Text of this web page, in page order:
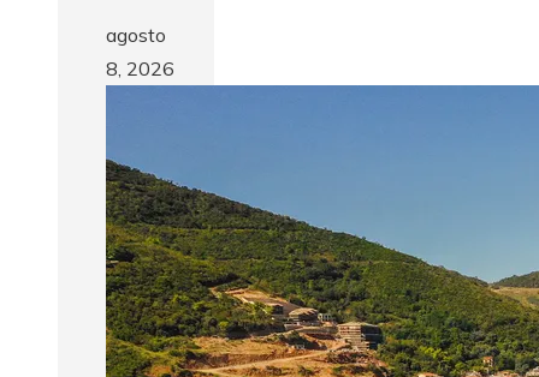
agosto
8, 2026